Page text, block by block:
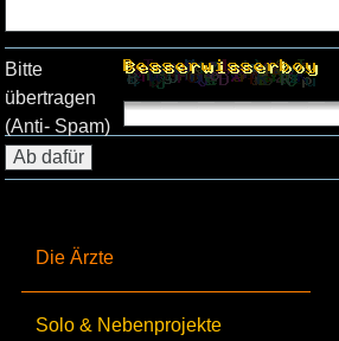
Die Ärzte
Solo & Nebenprojekte
Bitte
übertragen
(Anti- Spam)